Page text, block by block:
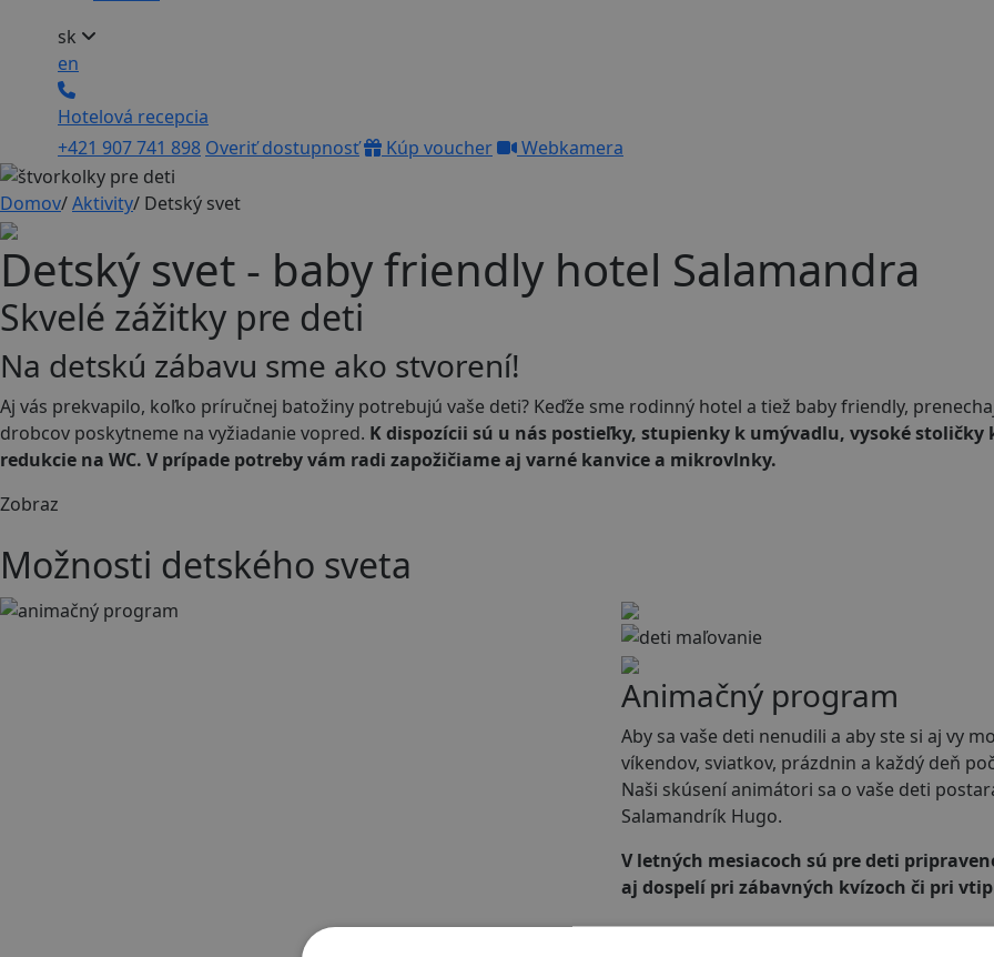
sk
en
Hotelová recepcia
+421 907 741 898 Overiť dostupnosť Kúp voucher Webkamera
Domov/Aktivity/ Detský svet
Detský svet - baby friendly hotel Salamandra
Skvelé zážitky pre deti
Na detskú zábavu sme ako stvorení!
Aj vás prekvapilo, koľko príručnej batožiny potrebujú vaše deti? Keďže sme rodinný hotel a tiež baby friendly,
drobcov poskytneme na vyžiadanie vopred. K dispozícii sú u nás postieľky, stupienky k umývadlu, vysoké
redukcie na WC. V prípade potreby vám radi zapožičiame aj varné kanvice a mikrovlnky.
Zobraz
Možnosti detského sveta
Animačný program
Aby sa vaše deti nenudili a aby ste si aj vy
víkendov, sviatkov, prázdnin a každý deň
Naši skúsení animátori sa o vaše deti
Salamandrík Hugo.
V letných mesiacoch sú pre deti
aj dospelí pri zábavných kvízoch či pri